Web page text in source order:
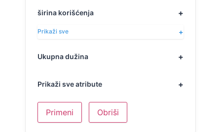
širina korišćenja
Prikaži sve
Ukupna dužina
Prikaži sve atribute
Primeni Obriši